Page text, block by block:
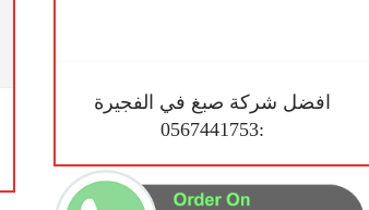
افضل شركة صبغ في الفجيرة
:0567441753